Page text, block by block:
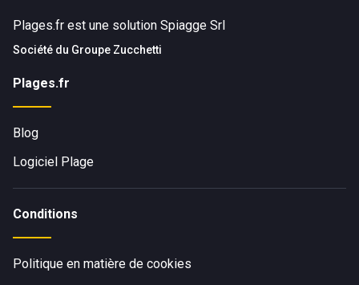
Plages.fr est une solution Spiagge Srl
Société du Groupe Zucchetti
Plages.fr
Blog
Logiciel Plage
Conditions
Politique en matière de cookies